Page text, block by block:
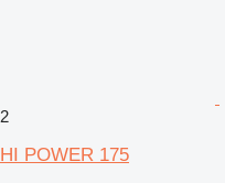
2
HI POWER 175